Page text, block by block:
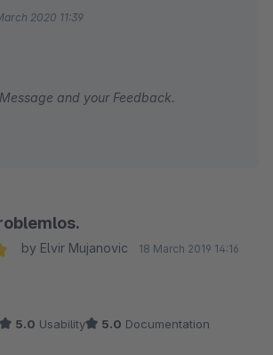
2020 11:39
and your Feedback.
this aspect in the Agenda for the
stay healthy.
by Elvir Mujanovic 18 March 2019 14:16
5.0 Usability 5.0 Documentation